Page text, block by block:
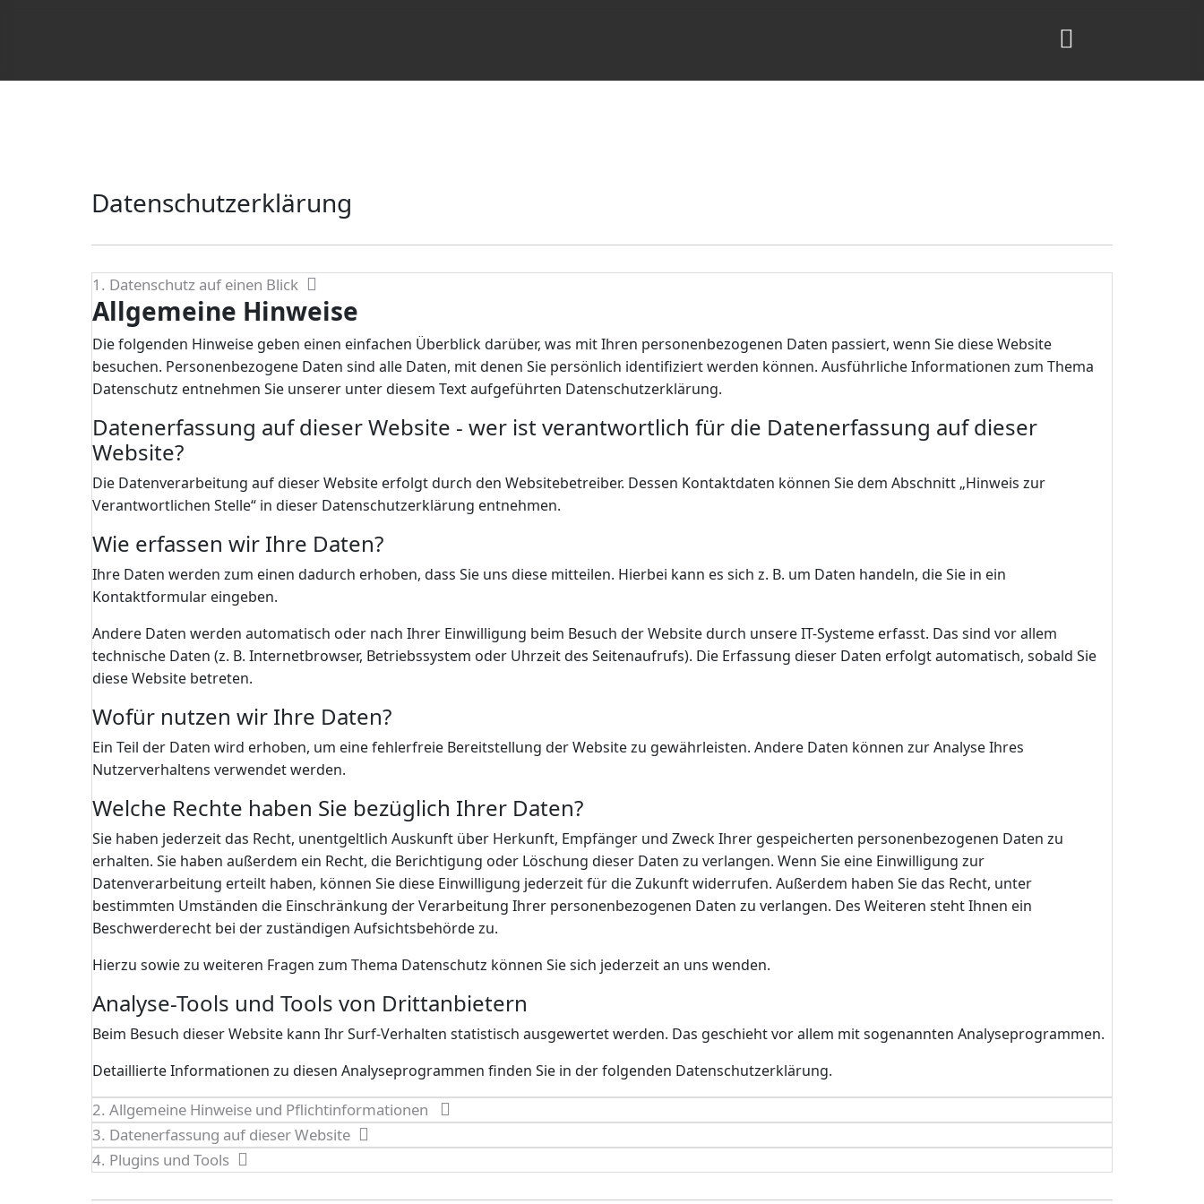
Datenschutz­erklärung
1. Datenschutz auf einen Blick
Allgemeine Hinweise
Die folgenden Hinweise geben einen einfachen Überblick darüber, was mit Ihren personenbezogenen Daten passiert, wenn Sie diese Website
besuchen. Personenbezogene Daten sind alle Daten, mit denen Sie persönlich identifiziert werden können. Ausführliche Informationen zum Thema
Datenschutz entnehmen Sie unserer unter diesem Text aufgeführten Datenschutzerklärung.
Datenerfassung auf dieser Website - wer ist verantwortlich für die Datenerfassung auf dieser
Website?
Die Datenverarbeitung auf dieser Website erfolgt durch den Websitebetreiber. Dessen Kontaktdaten können Sie dem Abschnitt „Hinweis zur
Verantwortlichen Stelle“ in dieser Datenschutzerklärung entnehmen.
Wie erfassen wir Ihre Daten?
Ihre Daten werden zum einen dadurch erhoben, dass Sie uns diese mitteilen. Hierbei kann es sich z. B. um Daten handeln, die Sie in ein
Kontaktformular eingeben.
Andere Daten werden automatisch oder nach Ihrer Einwilligung beim Besuch der Website durch unsere IT-Systeme erfasst. Das sind vor allem
technische Daten (z. B. Internetbrowser, Betriebssystem oder Uhrzeit des Seitenaufrufs). Die Erfassung dieser Daten erfolgt automatisch, sobald Sie
diese Website betreten.
Wofür nutzen wir Ihre Daten?
Ein Teil der Daten wird erhoben, um eine fehlerfreie Bereitstellung der Website zu gewährleisten. Andere Daten können zur Analyse Ihres
Nutzerverhaltens verwendet werden.
Welche Rechte haben Sie bezüglich Ihrer Daten?
Sie haben jederzeit das Recht, unentgeltlich Auskunft über Herkunft, Empfänger und Zweck Ihrer gespeicherten personenbezogenen Daten zu
erhalten. Sie haben außerdem ein Recht, die Berichtigung oder Löschung dieser Daten zu verlangen. Wenn Sie eine Einwilligung zur
Datenverarbeitung erteilt haben, können Sie diese Einwilligung jederzeit für die Zukunft widerrufen. Außerdem haben Sie das Recht, unter
bestimmten Umständen die Einschränkung der Verarbeitung Ihrer personenbezogenen Daten zu verlangen. Des Weiteren steht Ihnen ein
Beschwerderecht bei der zuständigen Aufsichtsbehörde zu.
Hierzu sowie zu weiteren Fragen zum Thema Datenschutz können Sie sich jederzeit an uns wenden.
Analyse-Tools und Tools von Dritt­anbietern
Beim Besuch dieser Website kann Ihr Surf-Verhalten statistisch ausgewertet werden. Das geschieht vor allem mit sogenannten Analyseprogrammen.
Detaillierte Informationen zu diesen Analyseprogrammen finden Sie in der folgenden Datenschutzerklärung.
2. Allgemeine Hinweise und Pflicht­informationen
3. Datenerfassung auf dieser Website
4. Plugins und Tools